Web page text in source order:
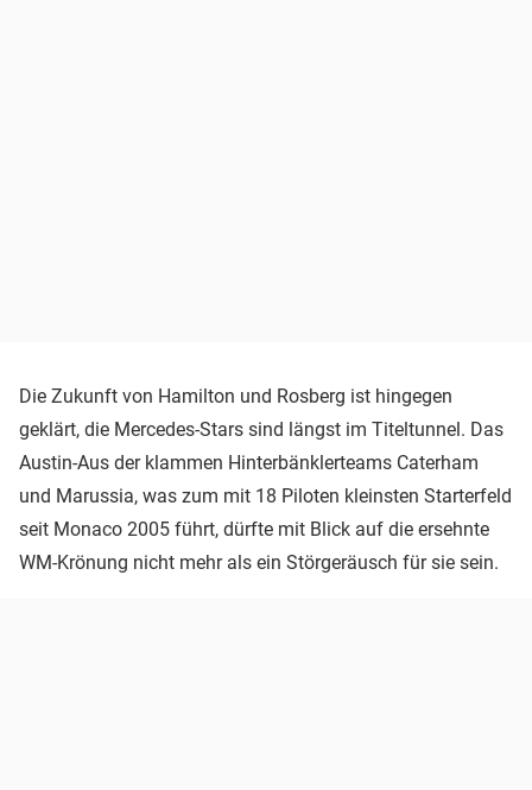
Die Zukunft von Hamilton und Rosberg ist hingegen
geklärt, die Mercedes-Stars sind längst im Titeltunnel. Das
Austin-Aus der klammen Hinterbänklerteams Caterham
und Marussia, was zum mit 18 Piloten kleinsten Starterfeld
seit Monaco 2005 führt, dürfte mit Blick auf die ersehnte
WM-Krönung nicht mehr als ein Störgeräusch für sie sein.